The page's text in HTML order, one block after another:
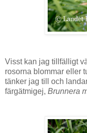
Visst kan jag tillfälligt
rosorna blommar eller
tänker jag till och
färgätmigej, Brunnera